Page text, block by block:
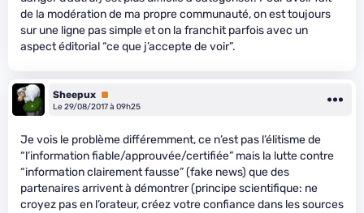
de la modération de ma propre communauté, on est toujours
sur une ligne pas simple et on la franchit parfois avec un
aspect éditorial “ce que j’accepte de voir”.
Sheepux Premium
Le 29/08/2017 à 09h25
Je vois le problème différemment, ce n’est pas l’élitisme de
“l’information fiable/approuvée/certifiée” mais la lutte contre
“information clairement fausse” (fake news) que des
partenaires arrivent à démontrer (principe scientifique: ne
croyez pas en l’orateur, créez votre confiance dans les sources